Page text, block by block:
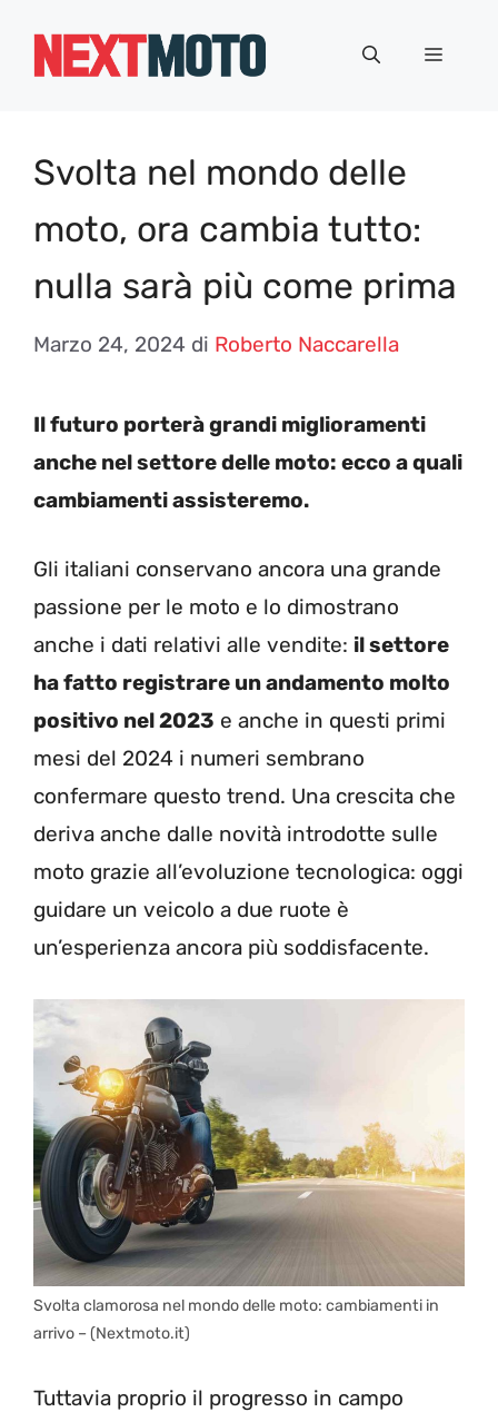
Menu
Svolta nel mondo delle
moto, ora cambia tutto:
nulla sarà più come prima
Marzo 24, 2024 di Roberto Naccarella
Il futuro porterà grandi miglioramenti
anche nel settore delle moto: ecco a quali
cambiamenti assisteremo.
Gli italiani conservano ancora una grande
passione per le moto e lo dimostrano
anche i dati relativi alle vendite: il settore
ha fatto registrare un andamento molto
positivo nel 2023 e anche in questi primi
mesi del 2024 i numeri sembrano
confermare questo trend. Una crescita che
deriva anche dalle novità introdotte sulle
moto grazie all’evoluzione tecnologica: oggi
guidare un veicolo a due ruote è
un’esperienza ancora più soddisfacente.
Svolta clamorosa nel mondo delle moto: cambiamenti in
arrivo – (Nextmoto.it)
Tuttavia proprio il progresso in campo